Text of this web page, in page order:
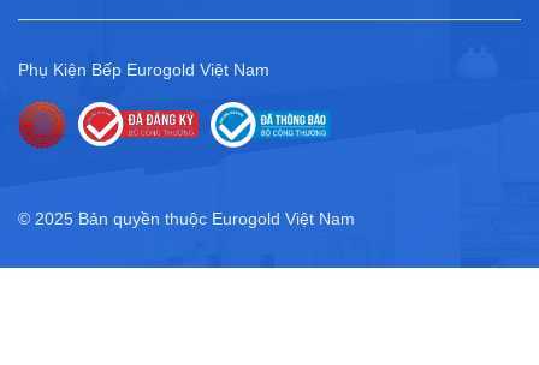
© 2025 Bản quyền thuộc Eurogold Việt Nam
Phụ Kiện Bếp Eurogold Việt Nam